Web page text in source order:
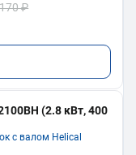
₽
(2.8 кВт, 400
с валом Helical